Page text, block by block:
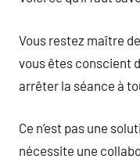
Vous restez maître
vous êtes conscient
arrêter la séance à
Ce n’est pas une
nécessite une